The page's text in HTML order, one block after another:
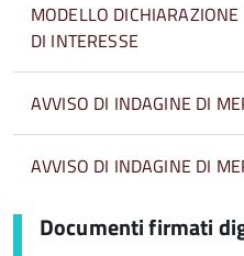
MODELLO
DI INTERESSE
AVVISO DI INDAGINE DI
AVVISO DI INDAGINE DI
Documenti firmati